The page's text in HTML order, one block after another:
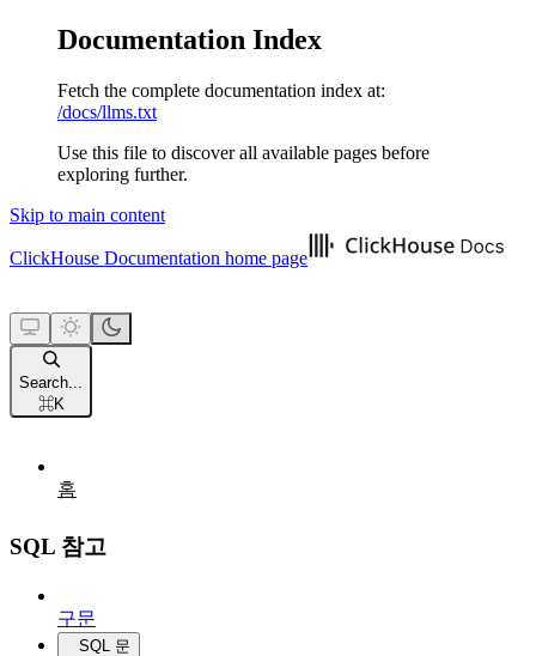
Documentation Index
Fetch the complete documentation index at:
/docs/llms.txt
Use this file to discover all available pages before
exploring further.
Skip to main content
ClickHouse Documentation home page
Search...
⌘K
홈
SQL 참고
구문
SQL 문